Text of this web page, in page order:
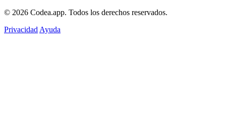
© 2026 Codea.app. Todos los derechos reservados.
Privacidad Ayuda